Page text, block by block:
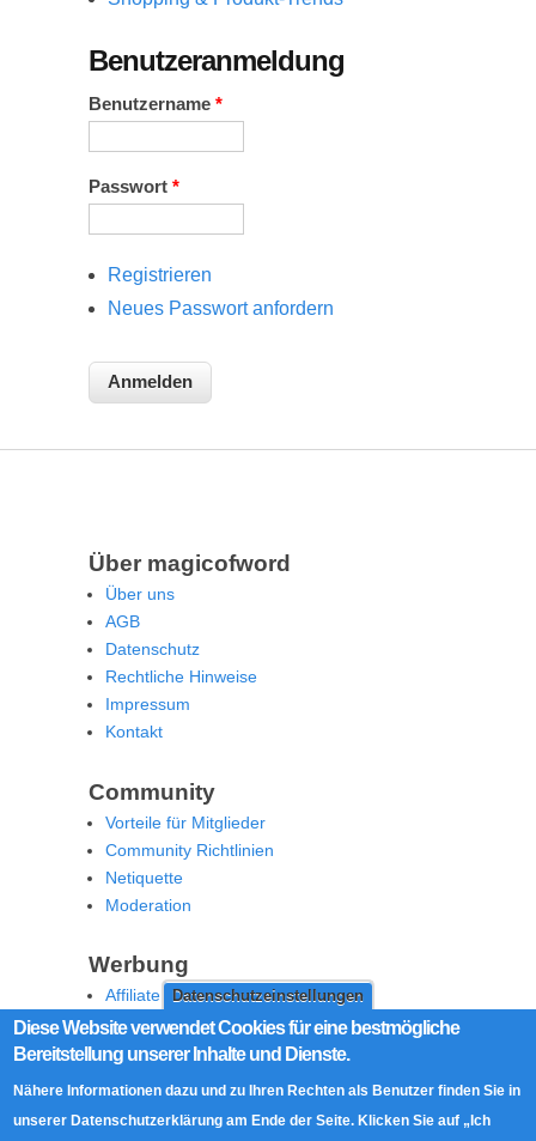
Datenschutzeinstellungen
Diese Website verwendet Cookies für eine bestmögliche
Bereitstellung unserer Inhalte und Dienste.
Nähere Informationen dazu und zu Ihren Rechten als Benutzer finden Sie in
unserer Datenschutzerklärung am Ende der Seite. Klicken Sie auf „Ich
Benutzeranmeldung
Benutzername *
Passwort *
Registrieren
Neues Passwort anfordern
Über magicofword
Über uns
AGB
Datenschutz
Rechtliche Hinweise
Impressum
Kontakt
Community
Vorteile für Mitglieder
Community Richtlinien
Netiquette
Moderation
Werbung
Affiliate Offenlegung
Werben Sie auf MoW
Social Media
RSS Feed